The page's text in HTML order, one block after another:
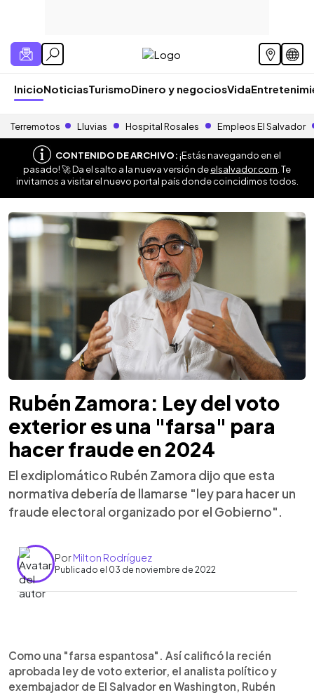
InicioNoticiasTurismoDinero y negociosVida
Terremotos Lluvias Hospital Rosales Empleos El Salvador
CONTENIDO DE ARCHIVO:¡Estás navegando en el
pasado! 🚀 Da el salto a la nueva versión deelsalvador.com . Te
invitamos a visitar el nuevo portal país donde coincidimos todos.
Rubén Zamora: Ley del voto
exterior es una "farsa" para
hacer fraude en 2024
El exdiplomático Rubén Zamora dijo que esta
normativa debería de llamarse "ley para hacer un
fraude electoral organizado por el Gobierno".
PorMilton Rodríguez
Publicado el 03 de noviembre de 2022
Escuchar artículo
Como una "farsa espantosa". Así calificó la recién
aprobada ley de voto exterior, el analista político y
exembajador de El Salvador en Washington, Rubén